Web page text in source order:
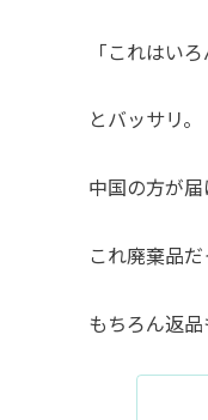
「これはい
とバッサリ。
中国の方が
これ廃棄品
もちろん返品